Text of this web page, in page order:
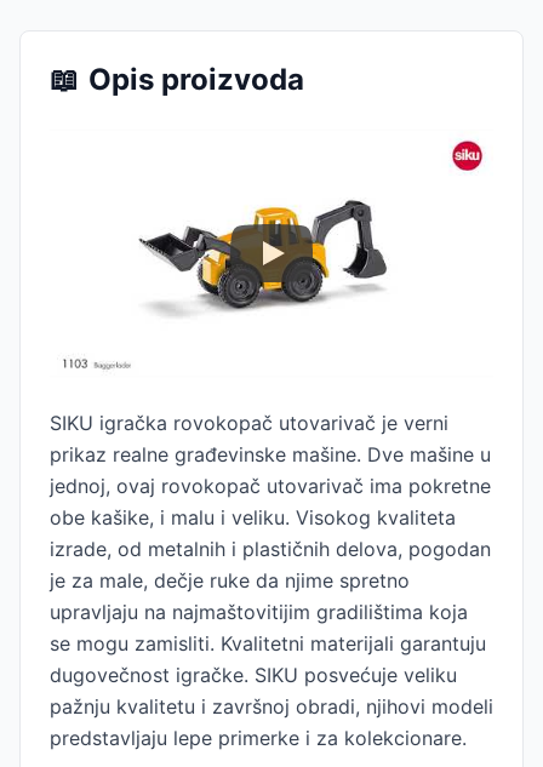
📖 Opis proizvoda
SIKU igračka rovokopač utovarivač je verni
prikaz realne građevinske mašine. Dve mašine u
jednoj, ovaj rovokopač utovarivač ima pokretne
obe kašike, i malu i veliku. Visokog kvaliteta
izrade, od metalnih i plastičnih delova, pogodan
je za male, dečje ruke da njime spretno
upravljaju na najmaštovitijim gradilištima koja
se mogu zamisliti. Kvalitetni materijali garantuju
dugovečnost igračke. SIKU posvećuje veliku
pažnju kvalitetu i završnoj obradi, njihovi modeli
predstavljaju lepe primerke i za kolekcionare.